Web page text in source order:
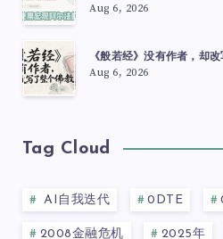
Aug 6, 2026
《般若经》没有作者，却改
Aug 6, 2026
Tag Cloud
AI自我迭代 0DTE
2008金融危机 2025年